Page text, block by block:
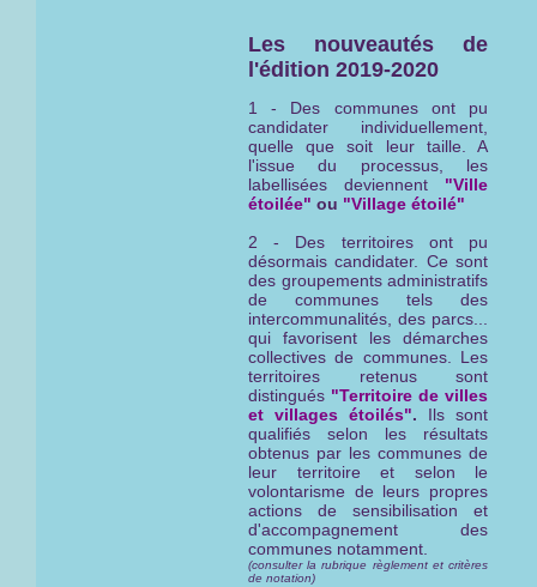
Les nouveautés de
l'édition 2019-2020
1 - Des communes ont pu
candidater individuellement,
quelle que soit leur taille. A
l'issue du processus, les
labellisées deviennent "Ville
étoilée" ou "Village étoilé"
2 - Des territoires ont pu
désormais candidater. Ce sont
des groupements administratifs
de communes tels des
intercommunalités, des parcs...
qui favorisent les démarches
collectives de communes. Les
territoires retenus sont
distingués "Territoire de villes
et villages étoilés". Ils sont
qualifiés selon les résultats
obtenus par les communes de
leur territoire et selon le
volontarisme de leurs propres
actions de sensibilisation et
d'accompagnement des
communes notamment.
(consulter la rubrique règlement et critères
de notation)